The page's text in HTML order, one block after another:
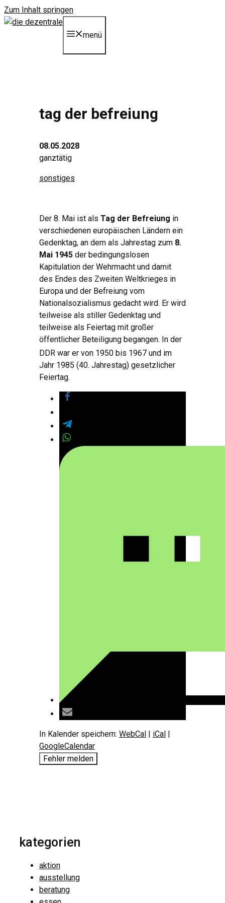
Zum Inhalt springen
menü
tag der befreiung
08.05.2028
ganztätig
sonstiges
Der 8. Mai ist als Tag der Befreiung in
verschiedenen europäischen Ländern ein
Gedenktag, an dem als Jahrestag zum 8.
Mai 1945 der bedingungslosen
Kapitulation der Wehrmacht und damit
des Endes des Zweiten Weltkrieges in
Europa und der Befreiung vom
Nationalsozialismus gedacht wird. Er wird
teilweise als stiller Gedenktag und
teilweise als Feiertag mit großer
öffentlicher Beteiligung begangen. In der
DDR war er von 1950 bis 1967 und im
Jahr 1985 (40. Jahrestag) gesetzlicher
Feiertag.
In Kalender speichern: WebCal iCal
GoogleCalendar
Fehler melden
kategorien
aktion
ausstellung
beratung